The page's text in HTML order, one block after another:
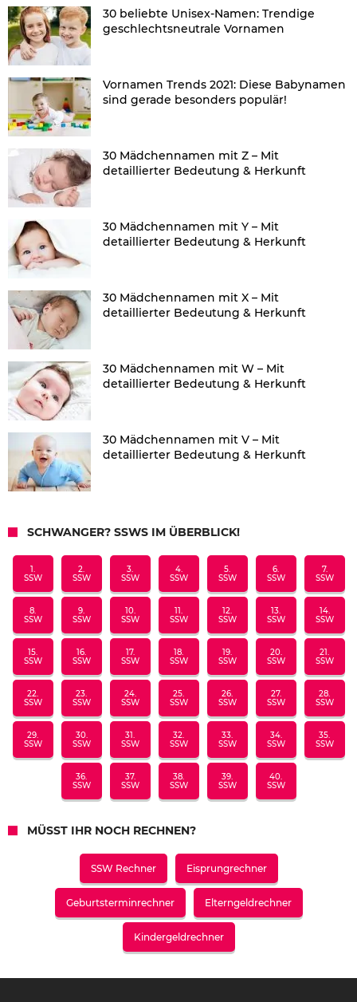
30 beliebte Unisex-Namen: Trendige
geschlechtsneutrale Vornamen
Vornamen Trends 2021: Diese Babynamen
sind gerade besonders populär!
30 Mädchennamen mit Z – Mit
detaillierter Bedeutung & Herkunft
30 Mädchennamen mit Y – Mit
detaillierter Bedeutung & Herkunft
30 Mädchennamen mit X – Mit
detaillierter Bedeutung & Herkunft
30 Mädchennamen mit W – Mit
detaillierter Bedeutung & Herkunft
30 Mädchennamen mit V – Mit
detaillierter Bedeutung & Herkunft
SCHWANGER? SSWS IM ÜBERBLICK!
1.
SSW
2.
SSW
3.
SSW
4.
SSW
5.
SSW
6.
SSW
7.
SSW
8.
SSW
9.
SSW
10.
SSW
11.
SSW
12.
SSW
13.
SSW
14.
SSW
15.
SSW
16.
SSW
17.
SSW
18.
SSW
19.
SSW
20.
SSW
21.
SSW
22.
SSW
23.
SSW
24.
SSW
25.
SSW
26.
SSW
27.
SSW
28.
SSW
29.
SSW
30.
SSW
31.
SSW
32.
SSW
33.
SSW
34.
SSW
35.
SSW
36.
SSW
37.
SSW
38.
SSW
39.
SSW
40.
SSW
MÜSST IHR NOCH RECHNEN?
SSW Rechner Eisprungrechner
Geburtsterminrechner Elterngeldrechner
Kindergeldrechner